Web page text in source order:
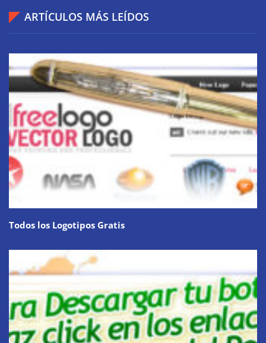
ARTÍCULOS MÁS LEÍDOS
Todos los Logotipos Gratis